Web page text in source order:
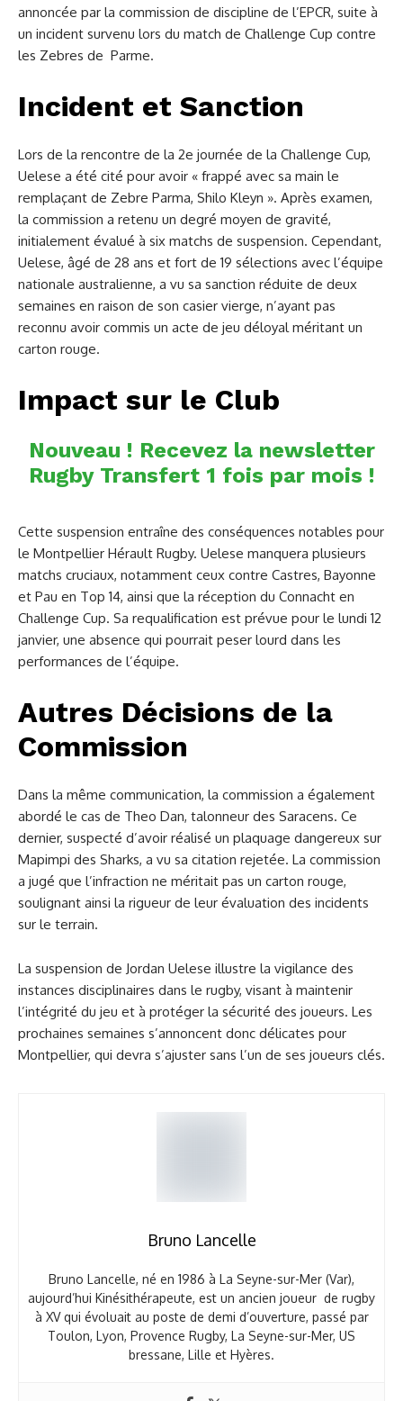
annoncée par la commission de discipline de l’EPCR, suite à
un incident survenu lors du match de Challenge Cup contre
les Zebres de Parme.
Incident et Sanction
Lors de la rencontre de la 2e journée de la Challenge Cup,
Uelese a été cité pour avoir « frappé avec sa main le
remplaçant de Zebre Parma, Shilo Kleyn ». Après examen,
la commission a retenu un degré moyen de gravité,
initialement évalué à six matchs de suspension. Cependant,
Uelese, âgé de 28 ans et fort de 19 sélections avec l’équipe
nationale australienne, a vu sa sanction réduite de deux
semaines en raison de son casier vierge, n’ayant pas
reconnu avoir commis un acte de jeu déloyal méritant un
carton rouge.
Impact sur le Club
Nouveau ! Recevez la newsletter
Rugby Transfert 1 fois par mois !
Cette suspension entraîne des conséquences notables pour
le Montpellier Hérault Rugby. Uelese manquera plusieurs
matchs cruciaux, notamment ceux contre Castres, Bayonne
et Pau en Top 14, ainsi que la réception du Connacht en
Challenge Cup. Sa requalification est prévue pour le lundi 12
janvier, une absence qui pourrait peser lourd dans les
performances de l’équipe.
Autres Décisions de la
Commission
Dans la même communication, la commission a également
abordé le cas de Theo Dan, talonneur des Saracens. Ce
dernier, suspecté d’avoir réalisé un plaquage dangereux sur
Mapimpi des Sharks, a vu sa citation rejetée. La commission
a jugé que l’infraction ne méritait pas un carton rouge,
soulignant ainsi la rigueur de leur évaluation des incidents
sur le terrain.
La suspension de Jordan Uelese illustre la vigilance des
instances disciplinaires dans le rugby, visant à maintenir
l’intégrité du jeu et à protéger la sécurité des joueurs. Les
prochaines semaines s’annoncent donc délicates pour
Montpellier, qui devra s’ajuster sans l’un de ses joueurs clés.
Bruno Lancelle
Bruno Lancelle, né en 1986 à La Seyne-sur-Mer (Var),
aujourd’hui Kinésithérapeute, est un ancien joueur de rugby
à XV qui évoluait au poste de demi d’ouverture, passé par
Toulon, Lyon, Provence Rugby, La Seyne-sur-Mer, US
bressane, Lille et Hyères.